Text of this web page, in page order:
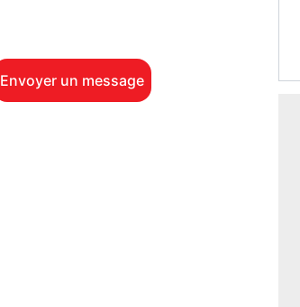
Envoyer un message